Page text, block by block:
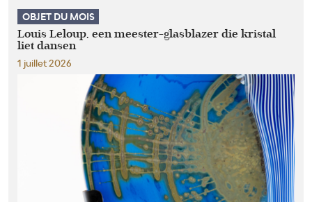
OBJET DU MOIS
Louis Leloup, een meester-glasblazer die kristal
liet dansen
1 juillet 2026